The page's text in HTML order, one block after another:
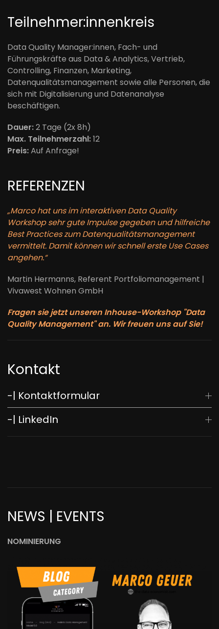
Teilnehmer:innenkreis
Data Quality Manager:innen, Fach- und
Führungskräfte aus Data & Analytics, Vertrieb,
Controlling, Finanzen, Marketing,
Datenqualitätsmanagement sowie alle Personen, die
sich mit Digitalisierung und Datenanalyse
beschäftigen.
Dauer:2 Tage (2x 8h)
Max. Teilnehmerzahl:12
Preis:Auf Anfrage!
REFERENZEN
„Marco hat uns im interaktiven Data Quality
Workshop sehr gute Impulse gegeben und hilfreiche
Best Practices zum Datenqualitätsmanagement
vermittelt. Damit können wir schnell erste Use Cases
angehen.“
Martin Hermanns, Referent Portfoliomanagement |
Vivawest Wohnen GmbH
Fragen sie jetzt unseren Inhouse-Workshop "Data
Quality Management" an. Wir freuen uns auf Sie!
Kontakt
-| Kontaktformular
-| LinkedIn
NEWS | EVENTS
NOMINIERUNG